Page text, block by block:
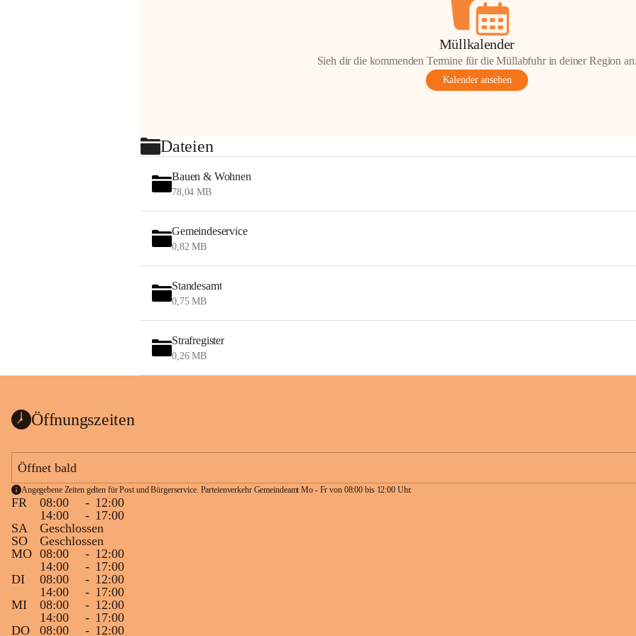
Müllkalender
Sieh dir die kommenden Termine für die Müllabfuhr in deiner Region
Kalender ansehen
Dateien
Bauen & Wohnen
78,04 MB
Gemeindeservice
0,82 MB
Standesamt
0,75 MB
Strafregister
0,26 MB
Öffnungszeiten
Öffnet bald
Angegebene Zeiten gelten für Post und Bürgerservice. Parteienverkehr Gemeindeamt Mo - Fr von 08:00 bis 12:00 Uhr.
FR 08:00 - 12:00
14:00
- 17:00
SA
Geschlossen
SO
Geschlossen
MO 08:00 - 12:00
14:00
- 17:00
DI
08:00 - 12:00
14:00
- 17:00
MI
08:00 - 12:00
14:00
- 17:00
DO
08:00 - 12:00